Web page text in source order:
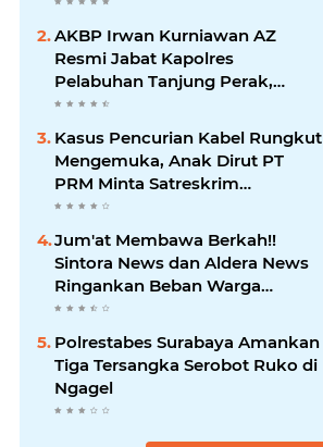
Soewandhie Bertanggung
Jawab
AKBP Irwan Kurniawan AZ
Resmi Jabat Kapolres
Pelabuhan Tanjung Perak,
Pimpinan Redaksi
HarianMataBerita.com
Sampaikan Ucapan Selamat
Kasus Pencurian Kabel Rungkut
Mengemuka, Anak Dirut PT
PRM Minta Satreskrim
Polrestabes Surabaya Usut
Hingga Tuntas
Jum'at Membawa Berkah!!
Sintora News dan Aldera News
Ringankan Beban Warga
Bangkitkan Pelaku UMKM
Polrestabes Surabaya Amankan
Tiga Tersangka Serobot Ruko di
Ngagel